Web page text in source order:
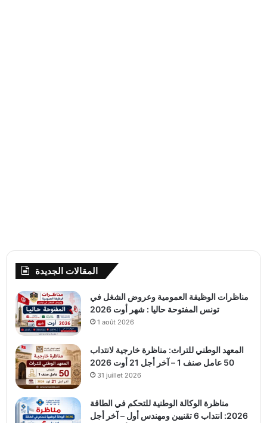
المقالات الجديدة
مناظرات الوظيفة العمومية وعروض الشغل في
تونس المفتوحة حاليا : شهر أوت 2026
1 août 2026
المعهد الوطني للتراث: مناظرة خارجية لانتداب
50 عامل صنف 1 – آخر أجل 21 أوت 2026
31 juillet 2026
مناظرة الوكالة الوطنية للتحكم في الطاقة
2026: انتداب 6 تقنيين ومهندس أول – آخر أجل